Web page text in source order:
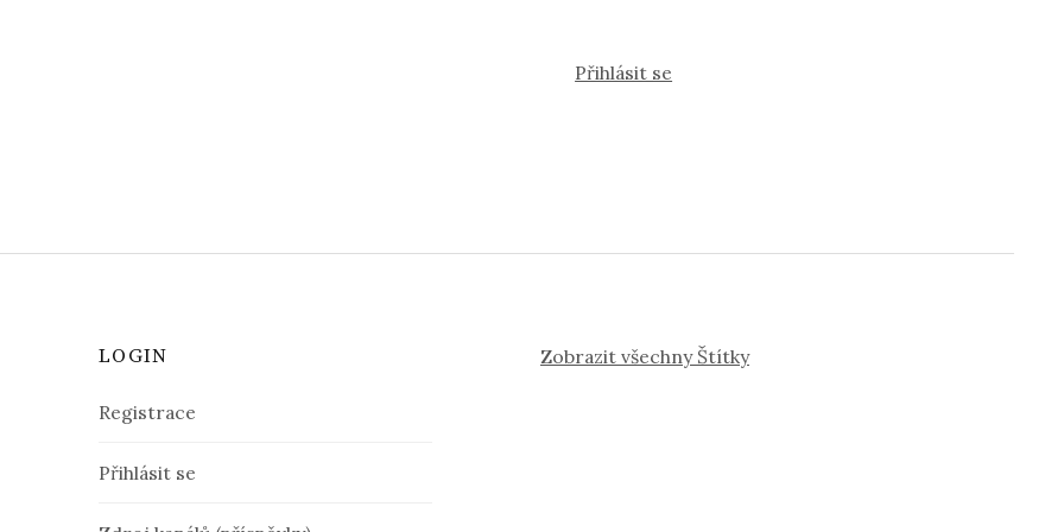
Přihlásit se
LOGIN
Registrace
Přihlásit se
Zobrazit všechny Štítky